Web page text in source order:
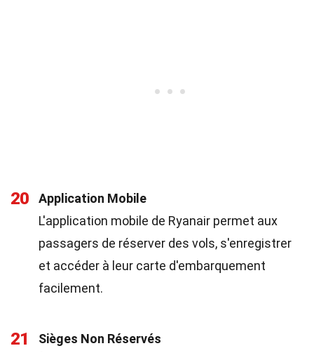
20
Application Mobile
L'application mobile de Ryanair permet aux
passagers de réserver des vols, s'enregistrer
et accéder à leur carte d'embarquement
facilement.
21
Sièges Non Réservés